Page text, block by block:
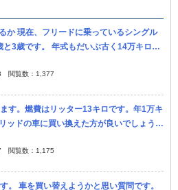
か 現在、フリードに乗っているシングル
と3歳です。 年式もだいぶ古く14万キロ走
換えようと思っています。 維持費の安さ
閲覧数： 1,377
す。燃費はリッター13キロです。年1万キ
ッドの車に買い換えた方が良いでしょう
ッキーとかありますが、中古とかに買い
閲覧数： 1,175
。 車を買い替えようかと思い質問です。